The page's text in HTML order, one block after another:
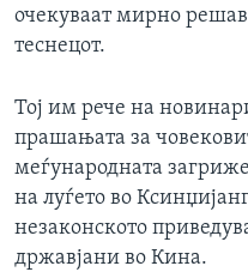
очекуваат мирно
теснецот.
Тој им рече на
прашањата за
меѓународната
на луѓето во
незаконското
државјани во Кина.